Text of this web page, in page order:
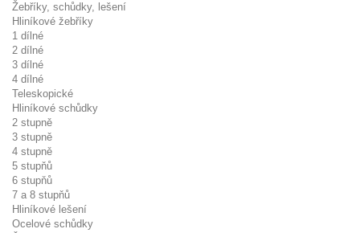
Žebříky, schůdky, lešení
Hliníkové žebříky
1 dílné
2 dílné
3 dílné
4 dílné
Teleskopické
Hliníkové schůdky
2 stupně
3 stupně
4 stupně
5 stupňů
6 stupňů
7 a 8 stupňů
Hliníkové lešení
Ocelové schůdky